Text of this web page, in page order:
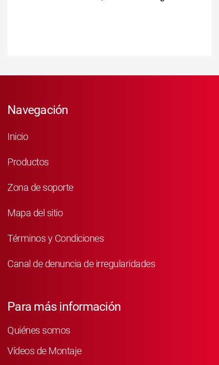
Navegación
Inicio
Productos
Zona de soporte
Mapa del sitio
Términos y Condiciones
Canal de denuncia de irregularidades
Para más información
Quiénes somos
Vídeos de Montaje